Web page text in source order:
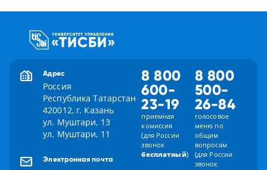
Адрес
Россия
Республика Татарстан
420012, г. Казань
ул. Муштари, 13
ул. Муштари, 11
Электронная почта
8 800
600-
23-19
приемная
комиссия
(для России
звонок
бесплатный)
8 800
500-
26-84
голосовое
меню по
общим
вопросам
(для России
звонок